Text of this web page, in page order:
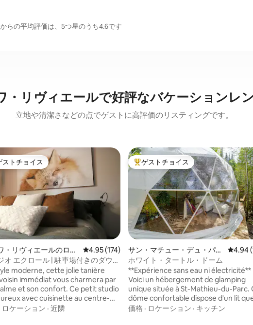
らの平均評価は、5つ星のうち4.6です
・リヴィエールで好評なバケーションレ
立地や清潔さなどの点でゲストに高評価のリスティングです。
評のゲストチョイスです。
ストチョイス
・リヴィエールのロフ
レビュー174件、5つ星中4.95つ星の平均評価
4.95 (174)
オ エクロール | 駐車場付きのダウン
moderne, cette jolie tanière
immédiat vous charmera par
et son confort. Ce petit studio
avec cuisinette au centre-
Trois-Rivières est à distance de
ロケーション · 近隣
大好評のゲストチョイスです。
ゲストチョイス
サン・マチュー・デュ・パル
クのドームハウス
レビュ
4.94
ホワイト・タートル・ドーム
**Expérience sans eau ni électricité**
Voici un hébergement de glamping
unique située à St-Mathieu-du-Parc.
dôme confortable dispose d'un lit
size (literie incluse) qui fait face à une
価格 · ロケーション · キッチン